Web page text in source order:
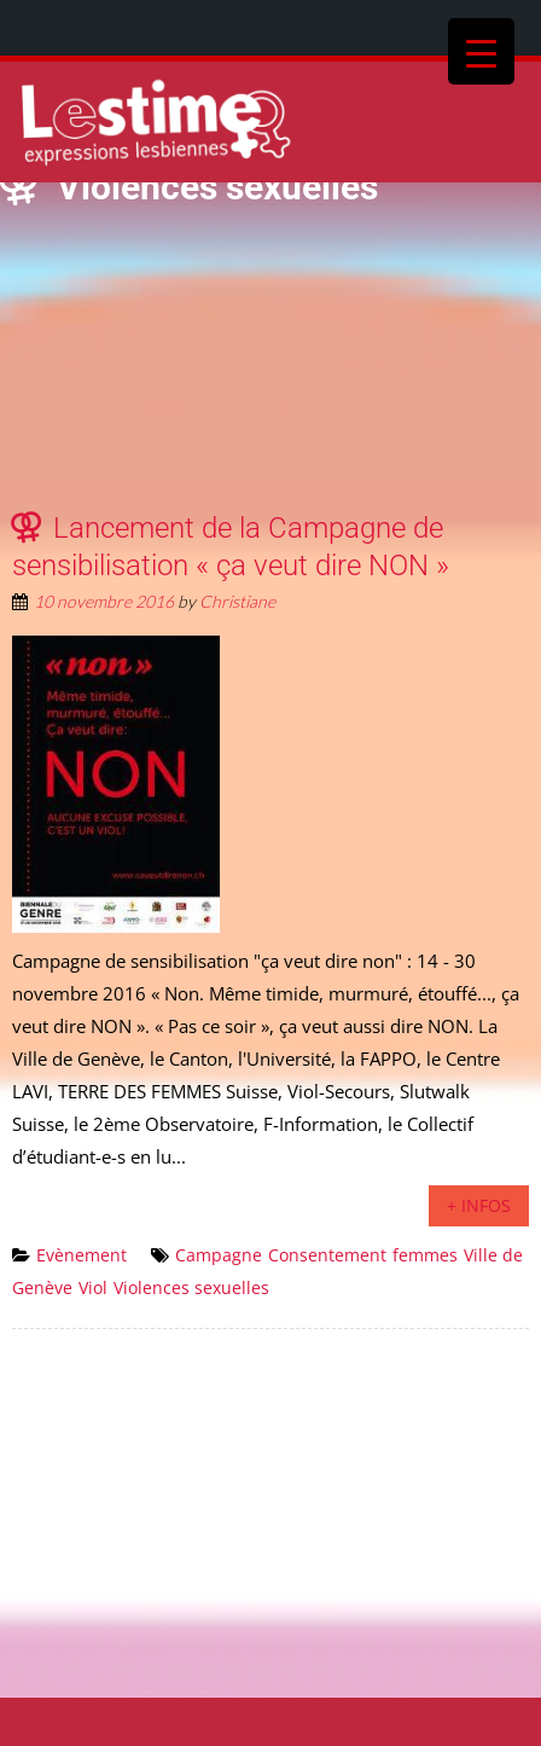
Violences sexuelles
Lancement de la Campagne de
sensibilisation « ça veut dire NON »
10 novembre 2016byChristiane
Campagne de sensibilisation "ça veut dire non" : 14 - 30
novembre 2016 « Non. Même timide, murmuré, étouffé..., ça
veut dire NON ». « Pas ce soir », ça veut aussi dire NON. La
Ville de Genève, le Canton, l'Université, la FAPPO, le Centre
LAVI, TERRE DES FEMMES Suisse, Viol-Secours, Slutwalk
Suisse, le 2ème Observatoire, F-Information, le Collectif
d’étudiant-e-s en lu...
+ INFOS
Evènement Campagne Consentement femmes Ville de
Genève Viol Violences sexuelles